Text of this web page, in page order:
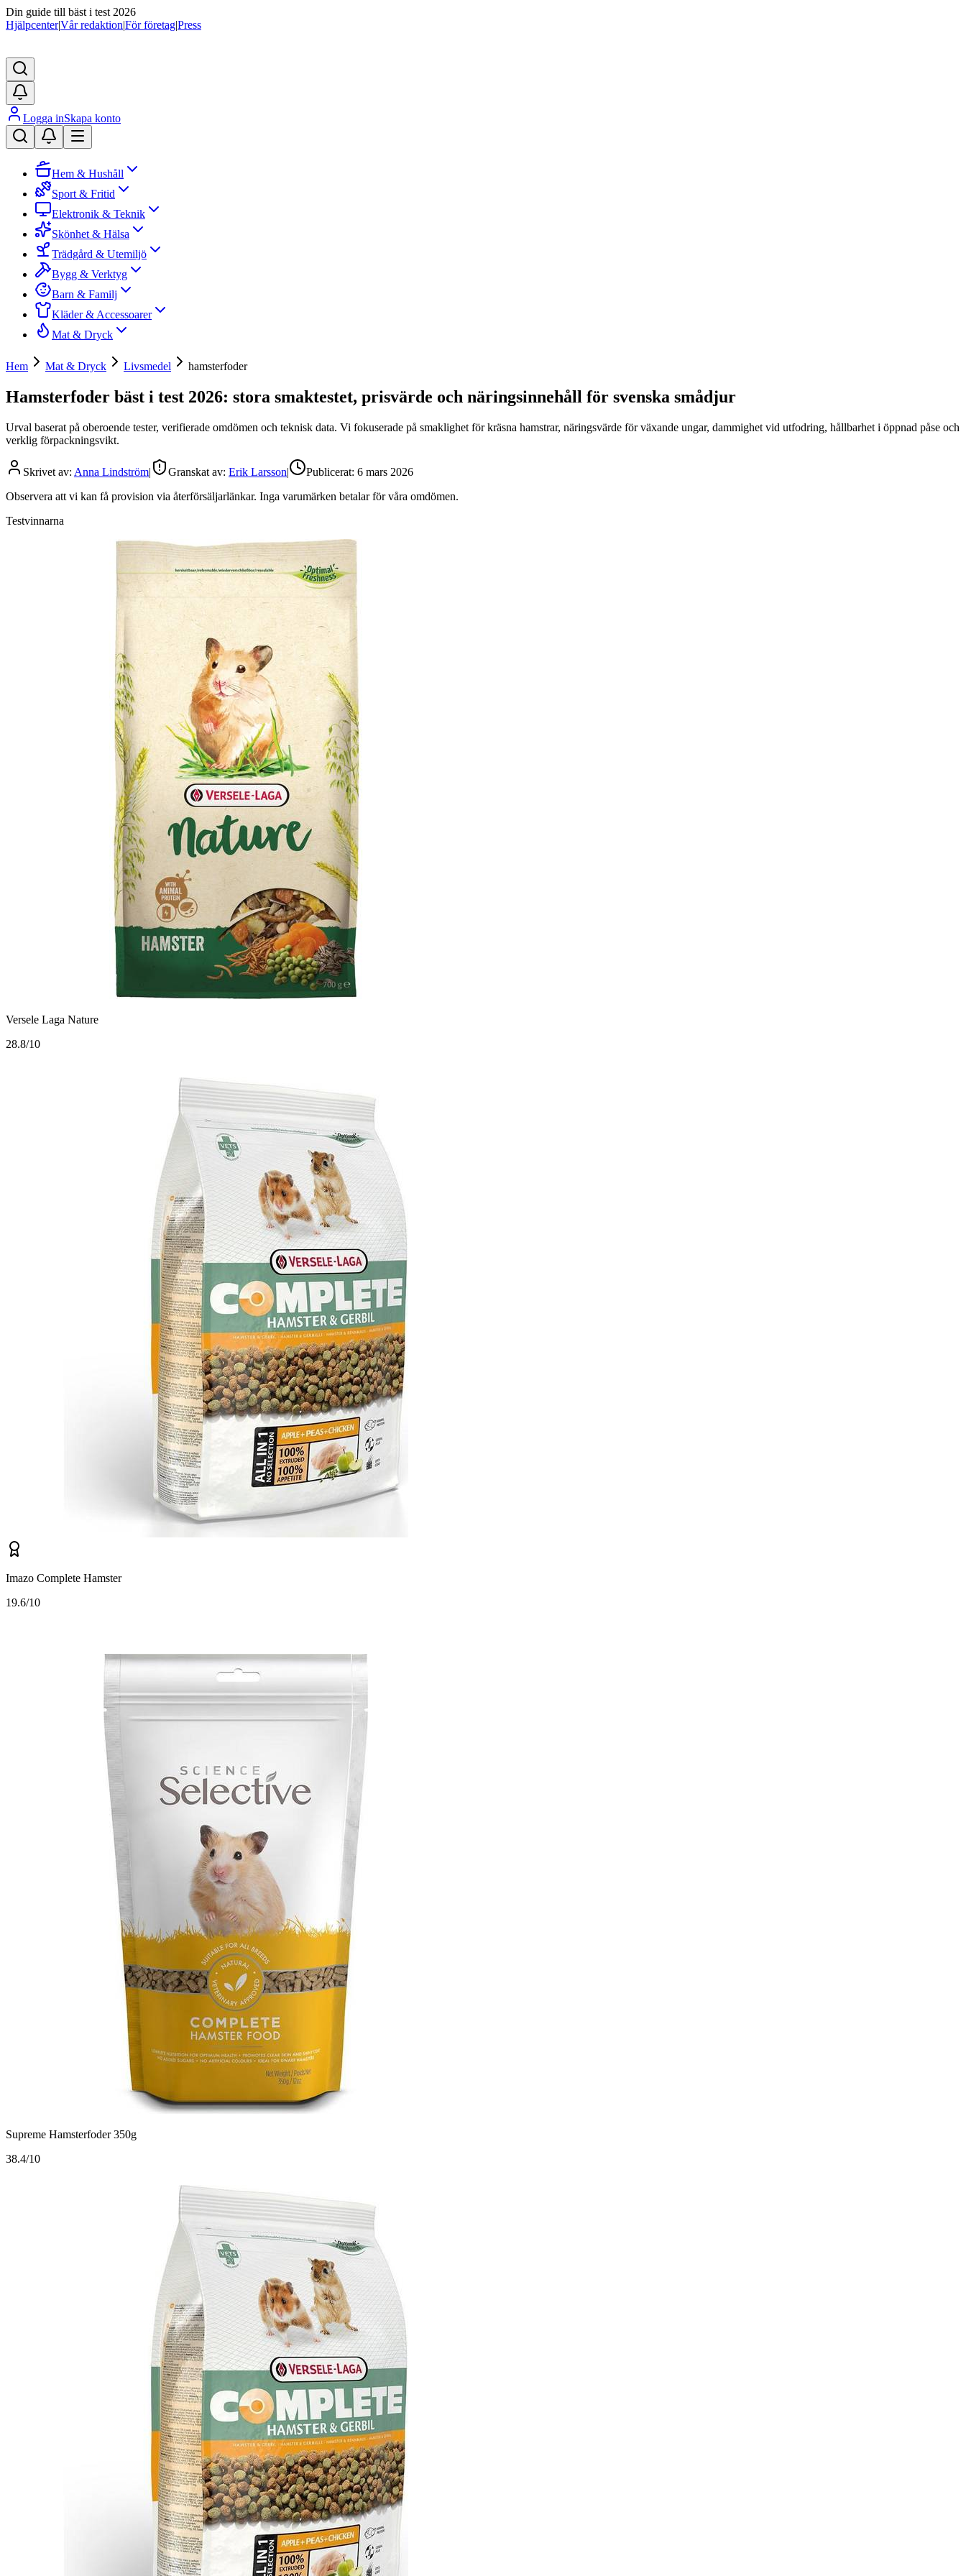
Din guide till bäst i test 2026
Hjälpcenter|Vår redaktion|För företag|Press
Logga inSkapa konto
Hem & Hushåll
Sport & Fritid
Elektronik & Teknik
Skönhet & Hälsa
Trädgård & Utemiljö
Bygg & Verktyg
Barn & Familj
Kläder & Accessoarer
Mat & Dryck
Hem Mat & Dryck Livsmedel hamsterfoder
Hamsterfoder bäst i test 2026: stora smaktestet, prisvärde och näringsinnehåll för svenska smådjur
Urval baserat på oberoende tester, verifierade omdömen och teknisk data. Vi fokuserade på smaklighet för kräsna hamstrar, näringsvärde för växande ungar, dammighet vid utfodring, hållbarhet i öppnad påse och
verklig förpackningsvikt.
Skrivet av: Anna Lindström| Granskat av: Erik Larsson| Publicerat: 6 mars 2026
Observera att vi kan få provision via återförsäljarlänkar. Inga varumärken betalar för våra omdömen.
Testvinnarna
Versele Laga Nature
28.8/10
Imazo Complete Hamster
19.6/10
Supreme Hamsterfoder 350g
38.4/10